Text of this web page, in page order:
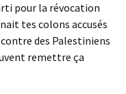
pour la révocation
tes colons accusés
des Palestiniens
remettre ça